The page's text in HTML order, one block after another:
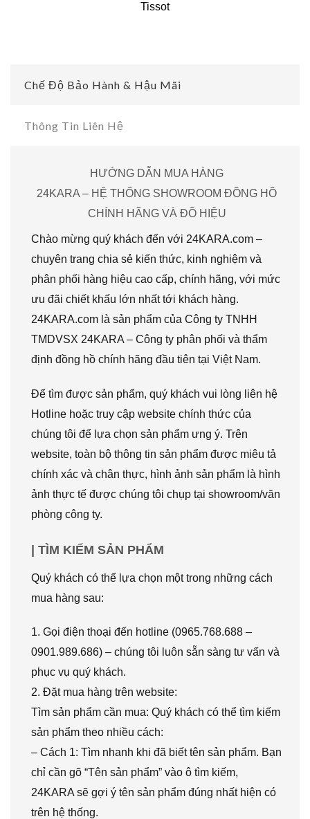
Tissot
Chế Độ Bảo Hành & Hậu Mãi
Thông Tin Liên Hệ
HƯỚNG DẪN MUA HÀNG
24KARA – HỆ THỐNG SHOWROOM ĐỒNG HỒ
CHÍNH HÃNG VÀ ĐỒ HIỆU
Chào mừng quý khách đến với 24KARA.com –
chuyên trang chia sẻ kiến thức, kinh nghiệm và
phân phối hàng hiệu cao cấp, chính hãng, với mức
ưu đãi chiết khấu lớn nhất tới khách hàng.
24KARA.com là sản phẩm của Công ty TNHH
TMDVSX 24KARA – Công ty phân phối và thẩm
định đồng hồ chính hãng đầu tiên tại Việt Nam.
Để tìm được sản phẩm, quý khách vui lòng liên hệ
Hotline hoặc truy cập website chính thức của
chúng tôi để lựa chọn sản phẩm ưng ý. Trên
website, toàn bộ thông tin sản phẩm được miêu tả
chính xác và chân thực, hình ảnh sản phẩm là hình
ảnh thực tế được chúng tôi chụp tại showroom/văn
phòng công ty.
| TÌM KIẾM SẢN PHẨM
Quý khách có thể lựa chọn một trong những cách
mua hàng sau:
1. Gọi điện thoại đến hotline (0965.768.688 –
0901.989.686) – chúng tôi luôn sẵn sàng tư vấn và
phục vụ quý khách.
2. Đặt mua hàng trên website:
Tìm sản phẩm cần mua: Quý khách có thể tìm kiếm
sản phẩm theo nhiều cách:
– Cách 1: Tìm nhanh khi đã biết tên sản phẩm. Bạn
chỉ cần gõ “Tên sản phẩm” vào ô tìm kiếm,
24KARA sẽ gợi ý tên sản phẩm đúng nhất hiện có
trên hệ thống.